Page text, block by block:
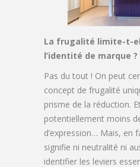
La frugalité limite-t-
l’identité de marque ?
Pas du tout ! On peut
concept de frugalité
prisme de la réduction.
potentiellement moins
d’expression… Mais, en
signifie ni neutralité ni
identifier les leviers